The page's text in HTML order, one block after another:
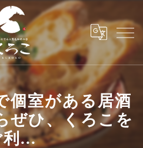
個室がある居酒
ぜひ、くろこを
利...